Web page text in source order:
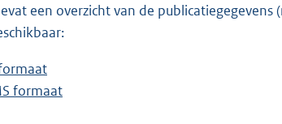
een overzicht van de
e
formaat